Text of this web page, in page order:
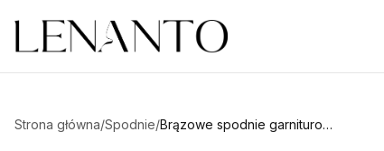
Strona główna/Spodnie/ Brązowe spodnie garniturowe Pearl
Najedź aby powiększyć